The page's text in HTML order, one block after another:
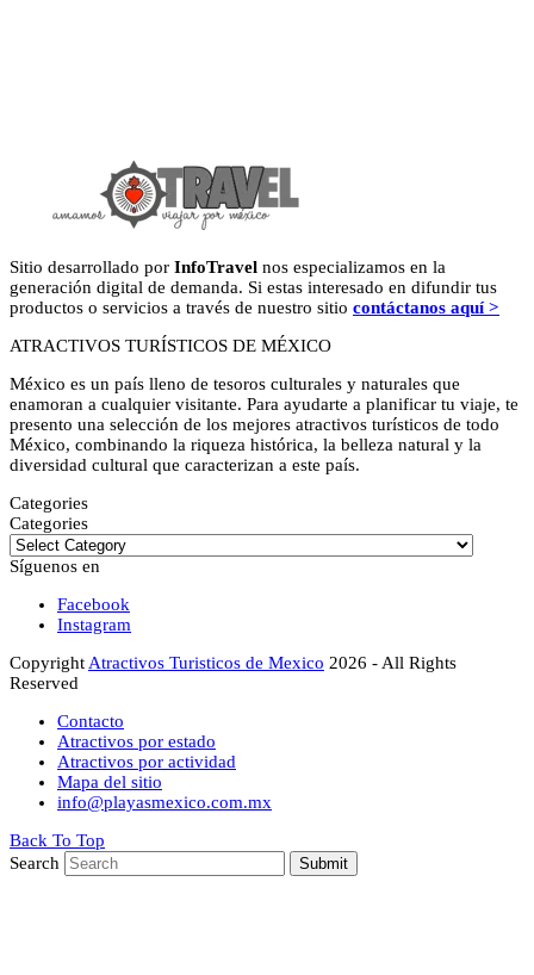
Sitio desarrollado por InfoTravel nos especializamos en la
generación digital de demanda. Si estas interesado en difundir tus
productos o servicios a través de nuestro sitio contáctanos aquí >
ATRACTIVOS TURÍSTICOS DE MÉXICO
México es un país lleno de tesoros culturales y naturales que
enamoran a cualquier visitante. Para ayudarte a planificar tu viaje, te
presento una selección de los mejores atractivos turísticos de todo
México, combinando la riqueza histórica, la belleza natural y la
diversidad cultural que caracterizan a este país.
Categories
Categories
Síguenos en
Facebook
Instagram
Copyright Atractivos Turisticos de Mexico 2026 - All Rights
Reserved
Contacto
Atractivos por estado
Atractivos por actividad
Mapa del sitio
info@playasmexico.com.mx
Back To Top
Search
Submit